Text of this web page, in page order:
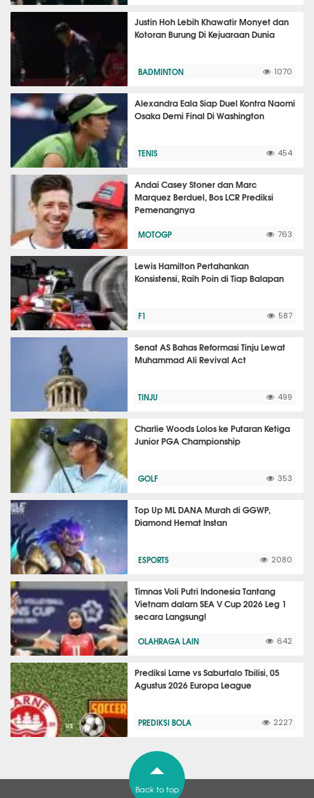
Justin Hoh Lebih Khawatir Monyet dan
Kotoran Burung Di Kejuaraan Dunia
BADMINTON 1070
Alexandra Eala Siap Duel Kontra Naomi
Osaka Demi Final Di Washington
TENIS 454
Andai Casey Stoner dan Marc
Marquez Berduel, Bos LCR Prediksi
Pemenangnya
MOTOGP 763
Lewis Hamilton Pertahankan
Konsistensi, Raih Poin di Tiap Balapan
F1 587
Senat AS Bahas Reformasi Tinju Lewat
Muhammad Ali Revival Act
TINJU 499
Charlie Woods Lolos ke Putaran Ketiga
Junior PGA Championship
GOLF 353
Top Up ML DANA Murah di GGWP,
Diamond Hemat Instan
ESPORTS 2080
Timnas Voli Putri Indonesia Tantang
Vietnam dalam SEA V Cup 2026 Leg 1
secara Langsung!
OLAHRAGA LAIN 642
Prediksi Larne vs Saburtalo Tbilisi, 05
Agustus 2026 Europa League
PREDIKSI BOLA 2227
Back to top